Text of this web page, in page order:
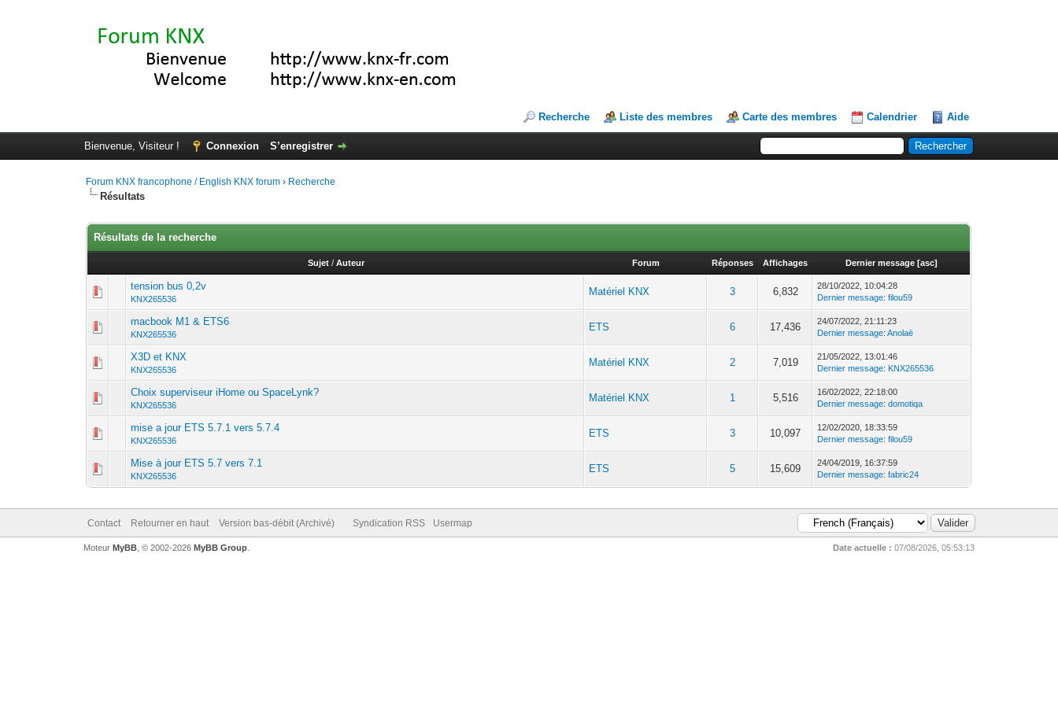
Recherche Liste des membres Carte des membres Calendrier Aide
Bienvenue, Visiteur ! Connexion S’enregistrer
Forum KNX francophone / English KNX forum › Recherche
Résultats
Résultats de la recherche
Sujet / Auteur Forum Réponses Affichages Dernier message [asc]
tension bus 0,2v
KNX265536
Matériel KNX 3 6,832
28/10/2022, 10:04:28
Dernier message:filou59
macbook M1 & ETS6
KNX265536
ETS 6 17,436
24/07/2022, 21:11:23
Dernier message:Anolaë
X3D et KNX
KNX265536
Matériel KNX 2 7,019
21/05/2022, 13:01:46
Dernier message: KNX265536
Choix superviseur iHome ou SpaceLynk?
KNX265536
Matériel KNX 1 5,516
16/02/2022, 22:18:00
Dernier message:domotiqa
mise a jour ETS 5.7.1 vers 5.7.4
KNX265536
ETS 3 10,097
12/02/2020, 18:33:59
Dernier message:filou59
Mise à jour ETS 5.7 vers 7.1
KNX265536
ETS 5 15,609
24/04/2019, 16:37:59
Dernier message:fabric24
Contact Retourner en haut Version bas-débit (Archivé) Syndication RSS Usermap
Date actuelle : 07/08/2026, 05:53:13
Moteur MyBB, © 2002-2026 MyBB Group.